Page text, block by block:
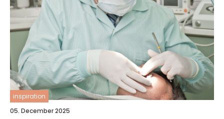
inspiration
05. December 2025